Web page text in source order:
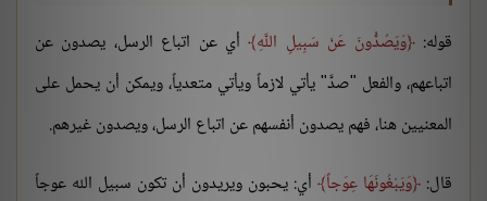
قوله: وَيَصُدُّونَ عَنْ سَبِيلِ اللَّهِ أي عن اتباع الرسل، يصدون عن
اتباعهم، والفعل "صدَّ" يأتي لازماً ويأتي متعدياً، ويمكن أن يحمل على
المعنيين هنا، فهم يصدون أنفسهم عن اتباع الرسل، ويصدون غيرهم.
قال: وَيَبْغُونَهَا عِوَجاً أي: يحبون ويريدون أن تكون سبيل الله عوجاً